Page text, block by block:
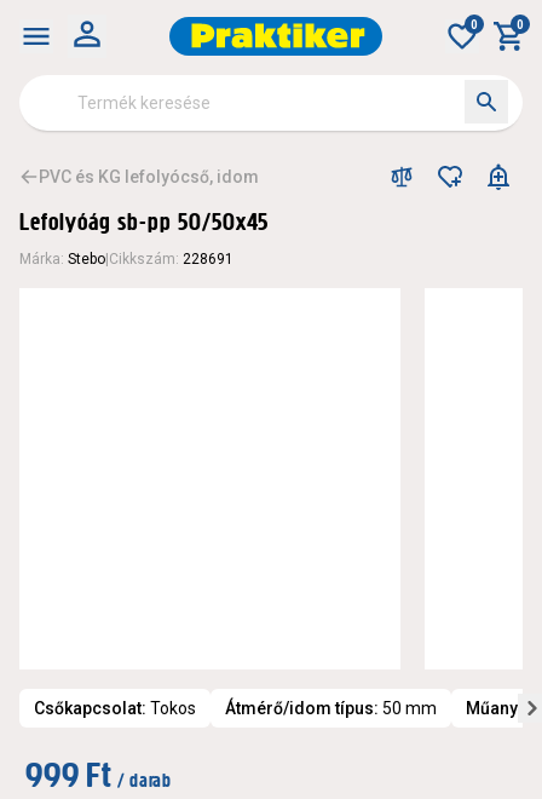
0 0
PVC és KG lefolyócső, idom
Lefolyóág sb-pp 50/50x45
Márka: Stebo Cikkszám: 228691
Csőkapcsolat: Tokos Átmérő/idom típus: 50 mm
999 Ft / darab